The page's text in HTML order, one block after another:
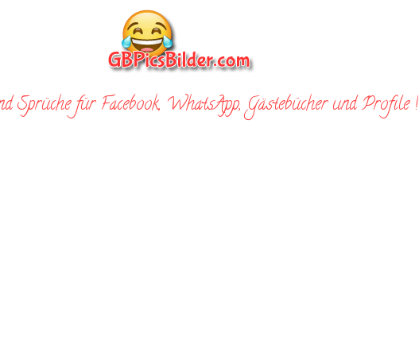
Sprüche für Facebook, WhatsApp, Gästebücher und Profile !